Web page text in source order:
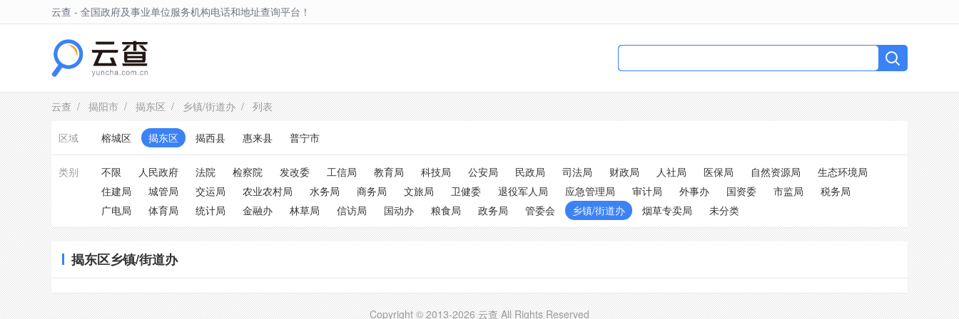
云查 - 全国政府及事业单位服务机构电话和地址查询平台！
云查/揭阳市/揭东区/乡镇/街道办/ 列表
区域 榕城区 揭东区 揭西县 惠来县 普宁市
类别 不限 人民政府 法院 检察院 发改委 工信局 教育局 科技局 公安局 民政局 司法局 财政局 人社局 医保局 自然资源局
生态环境局
住建局
城管局 交运局 农业农村局 水务局 商务局 文旅局 卫健委 退役军人局 应急管理局 审计局 外事办 国资委 市监局
税务局
广电局
体育局 统计局 金融办 林草局 信访局 国动办 粮食局 政务局 管委会 乡镇/街道办 烟草专卖局 未分类
揭东区乡镇/街道办
Copyright © 2013-2026 云查 All Rights Reserved